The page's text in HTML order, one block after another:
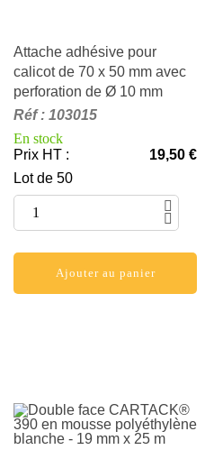
Attache adhésive pour
calicot de 70 x 50 mm avec
perforation de Ø 10 mm
Réf: 103015
En stock
Prix HT :
19,50 €
Lot de 50
Ajouter au panier